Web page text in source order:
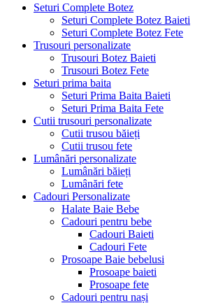
Seturi Complete Botez
Seturi Complete Botez Baieti
Seturi Complete Botez Fete
Trusouri personalizate
Trusouri Botez Baieti
Trusouri Botez Fete
Seturi prima baita
Seturi Prima Baita Baieti
Seturi Prima Baita Fete
Cutii trusouri personalizate
Cutii trusou băieți
Cutii trusou fete
Lumânări personalizate
Lumânări băieți
Lumânări fete
Cadouri Personalizate
Halate Baie Bebe
Cadouri pentru bebe
Cadouri Baieti
Cadouri Fete
Prosoape Baie bebelusi
Prosoape baieti
Prosoape fete
Cadouri pentru nași